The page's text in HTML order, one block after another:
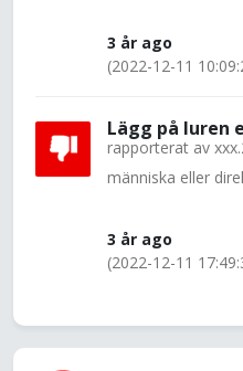
3 år ago
(2022-12-11
Lägg på luren
rapporterat av
människa eller
3 år ago
(2022-12-11